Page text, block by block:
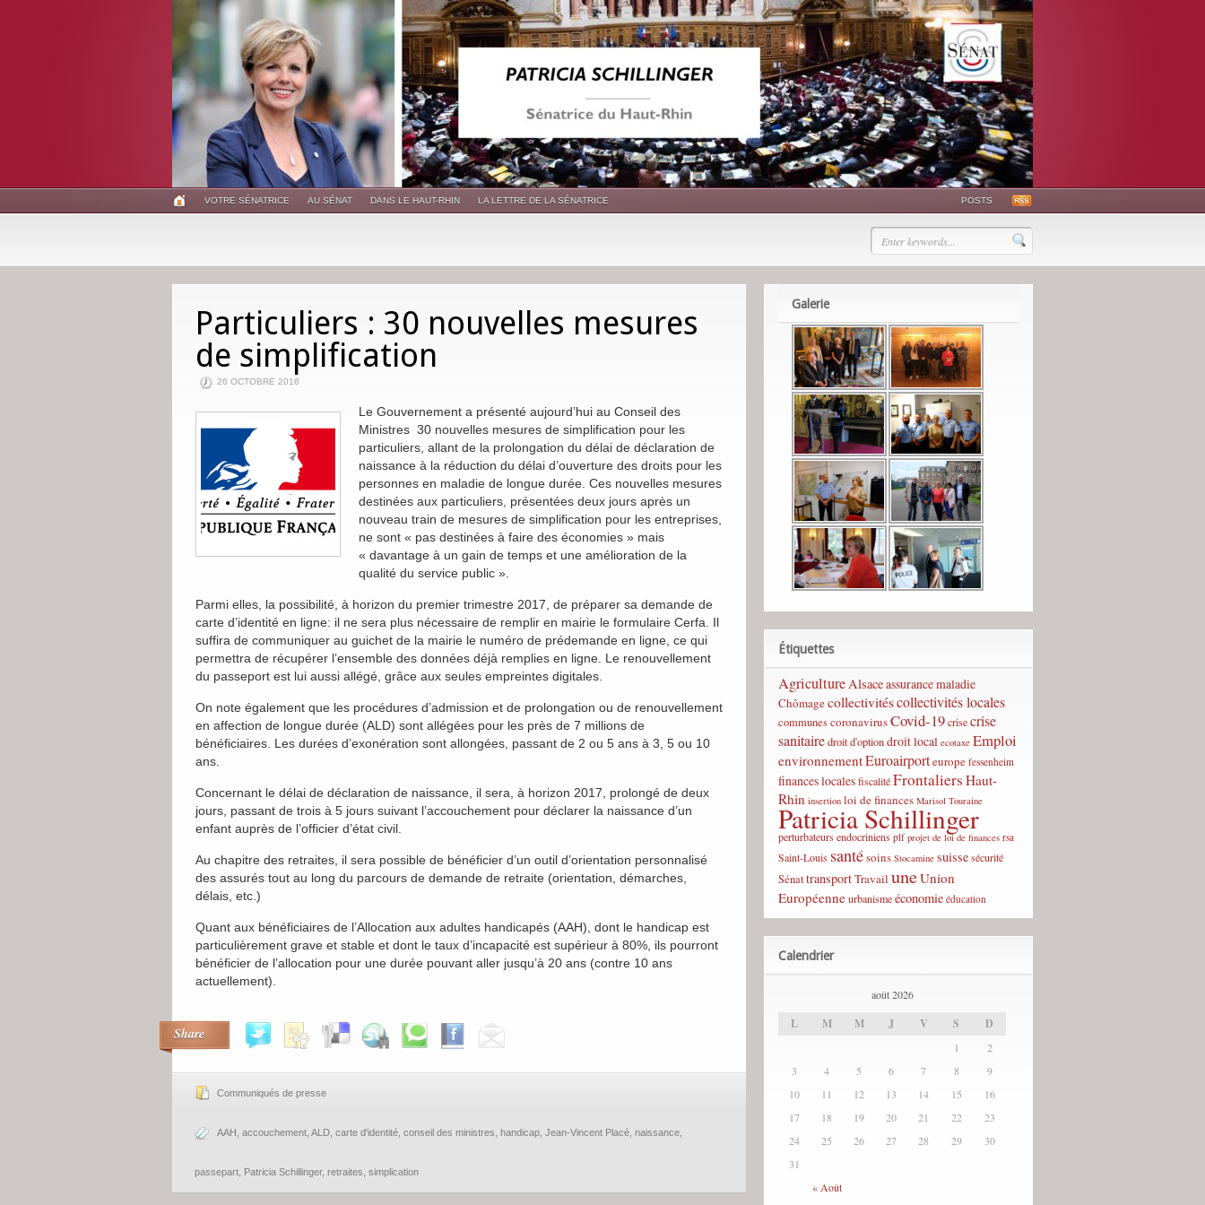
VOTRE SÉNATRICE AU SÉNAT DANS LE HAUT-RHIN LA LETTRE DE LA SÉNATRICE POSTS
Particuliers : 30 nouvelles mesures
de simplification
26 OCTOBRE 2016
Le Gouvernement a présenté aujourd’hui au Conseil des
Ministres 30 nouvelles mesures de simplification pour les
particuliers, allant de la prolongation du délai de déclaration de
naissance à la réduction du délai d’ouverture des droits pour les
personnes en maladie de longue durée. Ces nouvelles mesures
destinées aux particuliers, présentées deux jours après un
nouveau train de mesures de simplification pour les entreprises,
ne sont « pas destinées à faire des économies » mais
« davantage à un gain de temps et une amélioration de la
qualité du service public ».
Parmi elles, la possibilité, à horizon du premier trimestre 2017, de préparer sa demande de
carte d’identité en ligne: il ne sera plus nécessaire de remplir en mairie le formulaire Cerfa. Il
suffira de communiquer au guichet de la mairie le numéro de prédemande en ligne, ce qui
permettra de récupérer l’ensemble des données déjà remplies en ligne. Le renouvellement
du passeport est lui aussi allégé, grâce aux seules empreintes digitales.
On note également que les procédures d’admission et de prolongation ou de renouvellement
en affection de longue durée (ALD) sont allégées pour les près de 7 millions de
bénéficiaires. Les durées d’exonération sont allongées, passant de 2 ou 5 ans à 3, 5 ou 10
ans.
Concernant le délai de déclaration de naissance, il sera, à horizon 2017, prolongé de deux
jours, passant de trois à 5 jours suivant l’accouchement pour déclarer la naissance d’un
enfant auprès de l’officier d’état civil.
Au chapitre des retraites, il sera possible de bénéficier d’un outil d’orientation personnalisé
des assurés tout au long du parcours de demande de retraite (orientation, démarches,
délais, etc.)
Quant aux bénéficiaires de l’Allocation aux adultes handicapés (AAH), dont le handicap est
particulièrement grave et stable et dont le taux d’incapacité est supérieur à 80%, ils pourront
bénéficier de l’allocation pour une durée pouvant aller jusqu’à 20 ans (contre 10 ans
actuellement).
Share
Communiqués de presse
AAH accouchement ALD carte d'identité conseil des ministres handicap Jean-Vincent Placé naissance
passepart Patricia Schillinger, retraites simplication
Galerie
Étiquettes
Agriculture Alsaceassurance maladie
Chômagecollectivitéscollectivités locales
communescoronavirusCovid-19crisecrise
sanitairedroit d'optiondroit local ecotaxe Emploi
environnementEuroairporteurope fessenheim
finances localesfiscalitéFrontaliers Haut-
Rhin insertion loi de finances Marisol Touraine
Patricia Schillinger
perturbateurs endocriniens plf projet de loi de finances rsa
Saint-Louis santésoins Stocamine suissesécurité
SénattransportTravail uneUnion
Européenneurbanismeéconomie éducation
Calendrier
août 2026
L M M J V S D
« Août
1
2
3
4 5 6 7 8
9
10
11 12 13 14 15
16
17
18 19 20 21 22
23
24
25 26 27 28 29
30
31